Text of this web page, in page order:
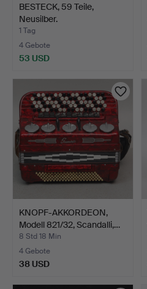
BESTECK, 59 Teile,
Neusilber.
1 Tag
4 Gebote
53 USD
KNOPF-AKKORDEON,
Modell 821/32, Scandalli,…
8 Std 18 Min
4 Gebote
38 USD